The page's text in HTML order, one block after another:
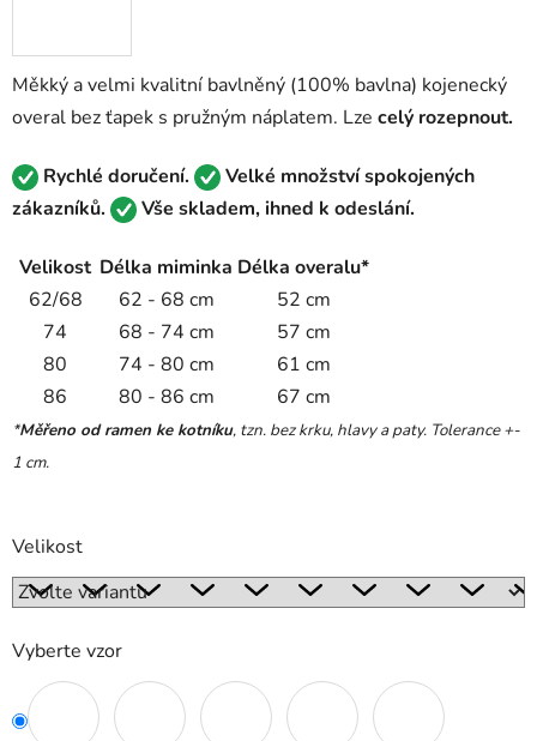
Měkký a velmi kvalitní bavlněný (100% bavlna) kojenecký
overal bez ťapek s pružným náplatem. Lze celý rozepnout.
Rychlé doručení.
Velké množství spokojených
zákazníků.
Vše skladem, ihned k odeslání.
Velikost Délka miminka Délka overalu*
62/68
62 - 68 cm
52 cm
74
68 - 74 cm
57 cm
80
74 - 80 cm
61 cm
86
80 - 86 cm 67 cm
*Měřeno od ramen ke kotníku, tzn. bez krku, hlavy a paty. Tolerance +-
1 cm.
Velikost
Vyberte vzor